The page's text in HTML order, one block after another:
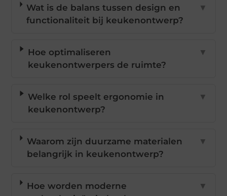
Wat is de balans tussen design en
functionaliteit bij keukenontwerp?
▼
Hoe optimaliseren
keukenontwerpers de ruimte?
▼
Welke rol speelt ergonomie in
keukenontwerp?
▼
Waarom zijn duurzame materialen
belangrijk in keukenontwerp?
▼
Hoe worden moderne
▼